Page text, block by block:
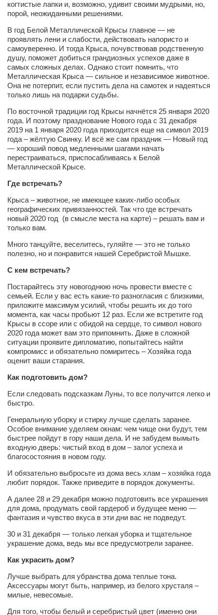
Барды
Игорь Добровольский
Ольга Козаченко
Оксана Скоробагатская
Александра Скорук
Ольга Чикина
Бизнес-партнёры
Здоровье
Врач психиатр–нарколог Анплеев А.Б.
Оптика — Медтехника
Кафе, клубы, рестораны
«Винегрет» — демократичный ресторан
«ЧАЙ — КАВА» магазин — кафе
Магазины
«CYCLE GARAGE» — магазин велосипедов
«Книголюб» — супермаркет
Багетный двор
МАГАЗИН СТИХОВ НА ЗАКАЗ
«Павел» — магазин мужской одежды
Туризм
Журналисты
Александр Гвоздик
Александр Кугук
Музыканты
Сергей Коноз
Звукорежиссёры
Alfom Studio
Guitarproduction Studio
Писатели
когтистые лапки и, возможно, удивит своими мудрыми, но,
порой, неожиданными решениями.
В год Белой Металлической Крысы главное — не
проявлять лени и слабости, действовать напористо и
самоуверенно. И тогда Крыса, почувствовав родственную
душу, поможет добиться грандиозных успехов даже в
самых сложных делах. Однако стоит помнить, что
Металлическая Крыса — сильное и независимое животное.
Она не потерпит, если пустить дела на самотек и надеяться
только лишь на подарки судьбы.
По восточной традиции год Крысы начнётся 25 января 2020
года. И поэтому празднование Нового года с 31 декабря
2019 на 1 января 2020 года приходится еще на символ 2019
года – жёлтую Свинку. И всё же сам праздник — Новый год
— хороший повод медленными шагами начать
перестраиваться, приспосабливаясь к Белой
Металлической Крысе.
Где встречать?
Крыса – животное, не имеющее каких-либо особых
географических привязанностей. Так что где встречать
новый 2020 год (в смысле места на карте) – решать вам и
только вам.
Много танцуйте, веселитесь, гуляйте — это не только
полезно, но и понравится нашей Серебристой Мышке.
С кем встречать?
Постарайтесь эту новогоднюю ночь провести вместе с
семьей. Если у вас есть какие-то разногласия с близкими,
приложите максимум усилий, чтобы решить их до того
момента, как часы пробьют 12 раз. Если же встретите год
Крысы в ссоре или с обидой на сердце, то символ нового
2020 года может вам это припомнить. Даже в сложной
ситуации проявите дипломатию, попытайтесь найти
компромисс и обязательно помиритесь – Хозяйка года
оценит ваши старания.
Как подготовить дом?
Если следовать подсказкам Луны, то все получится легко и
быстро.
Генеральную уборку и стирку лучше сделать заранее.
Особое внимание уделяем окнам: чем чище они будут, тем
быстрее пойдут в гору наши дела. И не забудем вымыть
входную дверь: чистый вход в дом – залог успеха и
благосостояния в новом году.
И обязательно выбросьте из дома весь хлам – хозяйка года
любит порядок. Также приведите в порядок документы.
А далее 28 и 29 декабря можно подготовить все украшения
для дома, продумать свой гардероб и будущее меню —
фантазия и чувство вкуса в эти дни вас не подведут.
30 и 31 декабря — только легкая уборка и тщательное
украшение дома, ведь мы все предусмотрели заранее.
Как украсить дом?
Лучше выбрать для убранства дома теплые тона.
Аксессуары могут быть, например, из белого хрусталя –
милые, невесомые.
Для того, чтобы белый и серебристый цвет (именно они